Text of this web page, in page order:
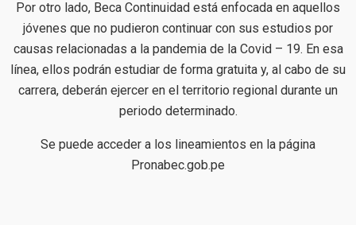
Por otro lado, Beca Continuidad está enfocada en aquellos
jóvenes que no pudieron continuar con sus estudios por
causas relacionadas a la pandemia de la Covid – 19. En esa
línea, ellos podrán estudiar de forma gratuita y, al cabo de su
carrera, deberán ejercer en el territorio regional durante un
periodo determinado.
Se puede acceder a los lineamientos en la página
Pronabec.gob.pe